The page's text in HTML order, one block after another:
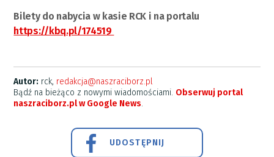
Bilety do nabycia w kasie RCK i na portalu
https://kbq.pl/174519
Autor: rck, redakcja@naszraciborz.pl
Bądź na bieżąco z nowymi wiadomościami. Obserwuj portal
naszraciborz.pl w Google News.
UDOSTĘPNIJ